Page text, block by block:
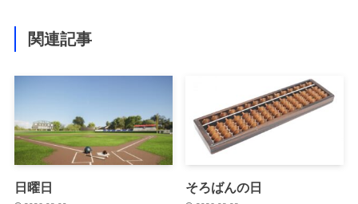
関連記事
日曜日 そろばんの日